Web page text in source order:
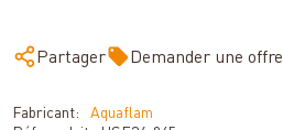
Partager Demander une offre
Fabricant:
Aquaflam